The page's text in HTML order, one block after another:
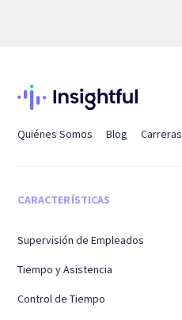
Quiénes Somos Blog Carreras
CARACTERÍSTICAS
Supervisión de Empleados
Tiempo y Asistencia
Control de Tiempo